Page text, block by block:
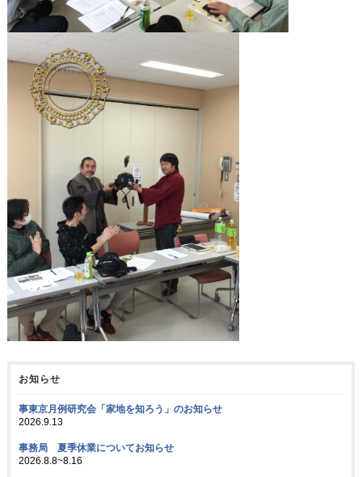
お知らせ
事東京月例研究会「家地を知ろう」のお知らせ
2026.9.13
事務局 夏季休業についてお知らせ
2026.8.8~8.16